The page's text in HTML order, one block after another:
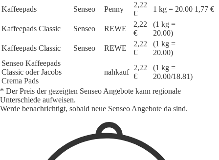
Kaffeepads
Senseo Penny
2,22
€
1 kg = 20.00 1,77 €
Kaffeepads Classic Senseo REWE
2,22
€
(1 kg =
20.00)
Kaffeepads Classic
Senseo REWE
2,22
€
(1 kg =
20.00)
Senseo Kaffeepads
Classic oder Jacobs
Crema Pads
nahkauf
2,22
€
(1 kg =
20.00/18.81)
* Der Preis der gezeigten Senseo Angebote kann regionale
Unterschiede aufweisen.
Werde benachrichtigt, sobald neue Senseo Angebote da sind.